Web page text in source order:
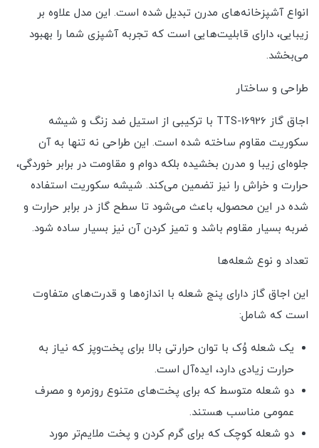
انواع آشپزخانه‌های مدرن تبدیل شده است. این مدل علاوه بر
زیبایی، دارای قابلیت‌هایی است که تجربه آشپزی شما را بهبود
می‌بخشد.
طراحی و ساختار
اجاق گاز TTS-16926 با ترکیبی از استیل ضد زنگ و شیشه
سکوریت مقاوم ساخته شده است. این طراحی نه تنها به آن
جلوه‌ای زیبا و مدرن بخشیده بلکه دوام و مقاومت در برابر خوردگی،
حرارت و خراش را نیز تضمین می‌کند. شیشه سکوریت استفاده
شده در این محصول، باعث می‌شود تا سطح گاز در برابر حرارت و
ضربه بسیار مقاوم باشد و تمیز کردن آن نیز بسیار ساده شود.
تعداد و نوع شعله‌ها
این اجاق گاز دارای پنج شعله با اندازه‌ها و قدرت‌های متفاوت
است که شامل:
یک شعله وُک با توان حرارتی بالا برای پخت‌وپز که نیاز به
حرارت زیادی دارد، ایده‌آل است.
دو شعله متوسط که برای پخت‌های متنوع روزمره و مصرف
عمومی مناسب هستند.
دو شعله کوچک که برای گرم کردن و پخت ملایم‌تر مورد